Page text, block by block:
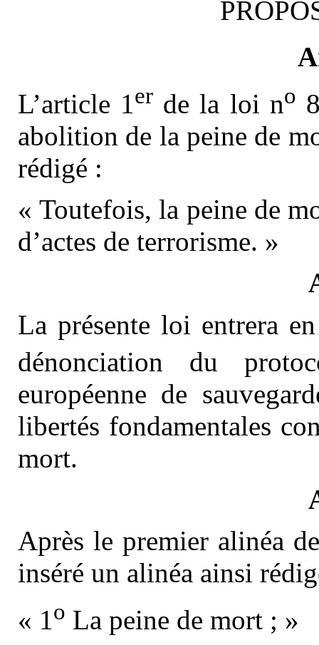
L’article 1 erde la loi no
abolition de la peine de
rédigé :
« Toutefois, la peine de
d’actes de terrorisme. »
La présente loi entrera
dénonciation du
européenne de
libertés fondamentales
mort.
Après le premier alinéa
inséré un alinéa ainsi
« 1 o La peine de mort ; »